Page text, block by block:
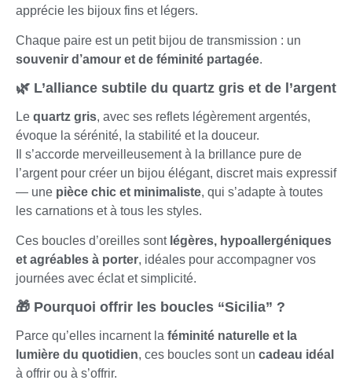
apprécie les bijoux fins et légers.
Chaque paire est un petit bijou de transmission : un
souvenir d’amour et de féminité partagée.
🌿 L’alliance subtile du quartz gris et de l’argent
Le quartz gris, avec ses reflets légèrement argentés,
évoque la sérénité, la stabilité et la douceur.
Il s’accorde merveilleusement à la brillance pure de
l’argent pour créer un bijou élégant, discret mais expressif
— une pièce chic et minimaliste, qui s’adapte à toutes
les carnations et à tous les styles.
Ces boucles d’oreilles sont légères, hypoallergéniques
et agréables à porter, idéales pour accompagner vos
journées avec éclat et simplicité.
🎁 Pourquoi offrir les boucles “Sicilia” ?
Parce qu’elles incarnent la féminité naturelle et la
lumière du quotidien, ces boucles sont un cadeau idéal
à offrir ou à s’offrir.